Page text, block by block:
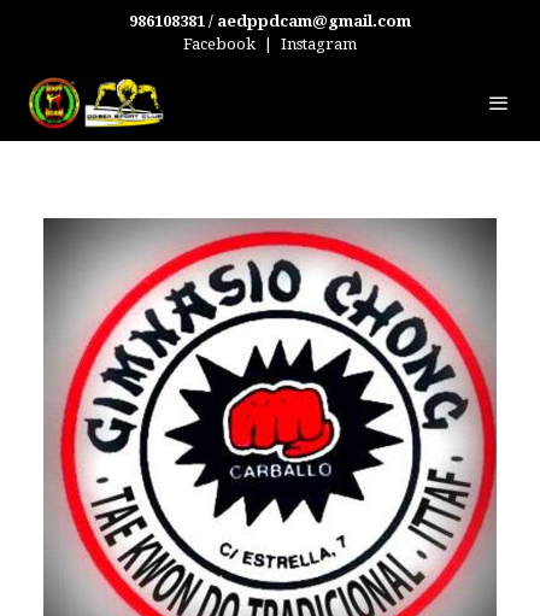
986108381 / aedppdcam@gmail.com
Facebook
Instagram